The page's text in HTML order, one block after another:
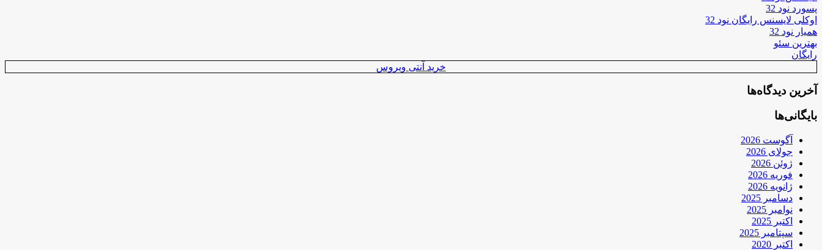
پسورد نود 32
اوکلی لایسنس رایگان نود 32
همیار نود 32
بهترین سئو
رایگان
خرید آنتی ویروس
آخرین دیدگاه‌ها
بایگانی‌ها
آگوست 2026
جولای 2026
ژوئن 2026
فوریه 2026
ژانویه 2026
دسامبر 2025
نوامبر 2025
اکتبر 2025
سپتامبر 2025
اکتبر 2020